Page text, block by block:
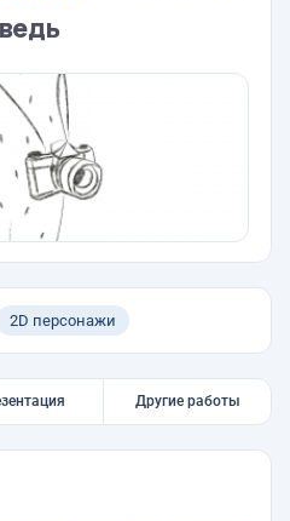
2D персонажи
Другие работы